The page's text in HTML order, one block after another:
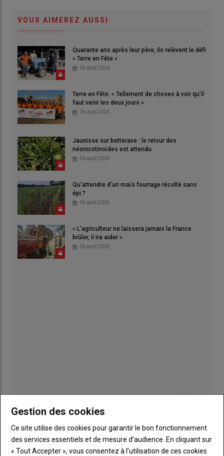
VOUS AIMEREZ AUSSI
Quarante ans après leur père, ils relèvent le défi
« Terre en Fête »
06 août 2026
Terre en Fête. « Tellement de choses à voir qu'il
faut venir les deux jours »
06 août 2026
Jaunisse sur betterave : le retour des
néonicotinoïdes est attendu
06 août 2026
Qu'attendre d'un maïs fourrage récolté sans
épi ?
06 août 2026
« L'agriculteur ne laissera jamais la France
brûler, il ira aider »
06 août 2026
Publicité
Sous-
titre
Vous êtes abonné(e)
Gestion des cookies
Ce site utilise des cookies pour garantir le bon fonctionnement
des services essentiels et de mesure d’audience. En cliquant sur
« Tout Accepter », vous consentez à l’utilisation de ces cookies